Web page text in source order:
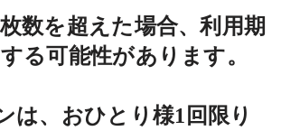
数を超えた場合、利用期
る可能性があります。
は、おひとり様1 回限り